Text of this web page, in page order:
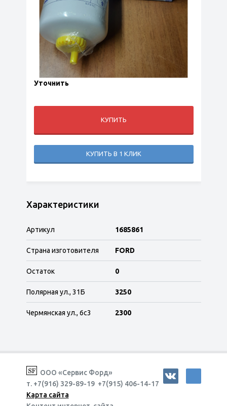
Уточнить
КУПИТЬ
КУПИТЬ В 1 КЛИК
Характеристики
Артикул 1685861
Страна изготовителя FORD
Остаток 0
Полярная ул., 31Б 3250
Чермянская ул., 6с3 2300
ООО «Сервис Форд»
т. +7(916) 329-89-19 +7(915) 406-14-17
Карта сайта